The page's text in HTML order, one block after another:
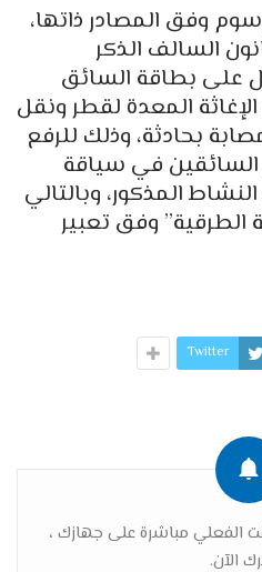
وفق المصادر ذاتها،
السالف الذكر
على بطاقة السائق
المعدة لقطر ونقل
بحادثة، وذلك للرفع
السائقين في سياقة
المذكور، وبالتالي
وفق تعبير
Twitter
الفعلي مباشرة على جهازك ،
الآن.